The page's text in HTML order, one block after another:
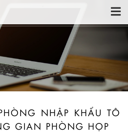
NHẬP KHẨU TÔ
GIAN PHÒNG HỌP